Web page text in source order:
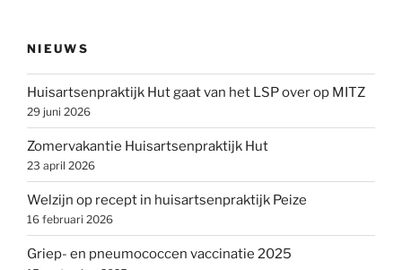
NIEUWS
Huisartsenpraktijk Hut gaat van het LSP over op MITZ
29 juni 2026
Zomervakantie Huisartsenpraktijk Hut
23 april 2026
Welzijn op recept in huisartsenpraktijk Peize
16 februari 2026
Griep- en pneumococcen vaccinatie 2025